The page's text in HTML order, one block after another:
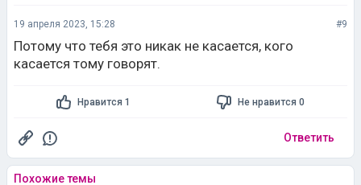
19 апреля 2023, 15:28 #9
Потому что тебя это никак не касается, кого
касается тому говорят.
Нравится 1 Не нравится 0
Ответить
Похожие темы